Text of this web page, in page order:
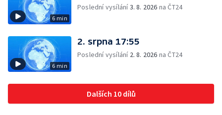
6 min
Poslední vysílání3. 8. 2026 na ČT24
6 min
2. srpna 17:55
Poslední vysílání 2. 8. 2026 na ČT24
Dalších 10 dílů